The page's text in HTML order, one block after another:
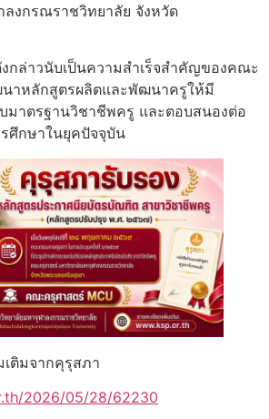
งกรณราชวิทยาลัย จังหวัด
กล่าวนับเป็นความสำเร็จสำคัญของคณะ
าหลักสูตรผลิตและพัฒนาครูให้มี
าตรฐานวิชาชีพครู และตอบสนองต่อ
ศึกษาในยุคปัจจุบัน
เติมจากคุรุสภา
2026/05/28/62230